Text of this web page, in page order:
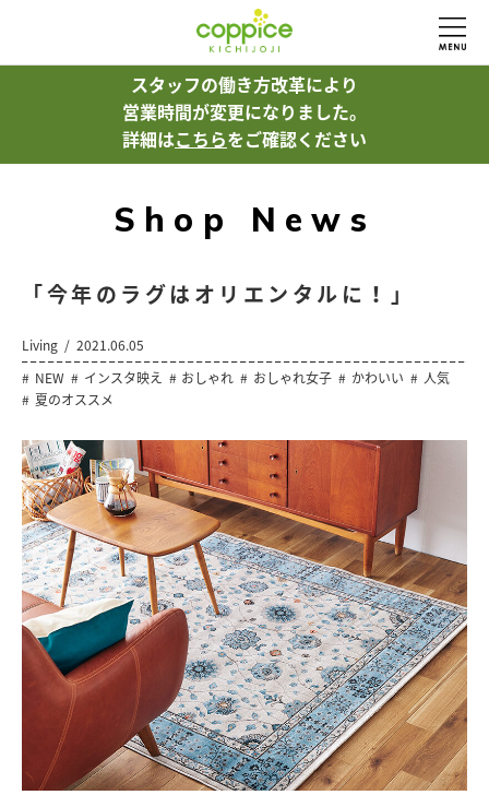
スタッフの働き方改革により
営業時間が変更になりました。
詳細はこちらをご確認ください
Shop News
「今年のラグはオリエンタルに！」
Living
2021.06.05
NEW
インスタ映え おしゃれ おしゃれ女子 かわいい
人気
夏のオススメ